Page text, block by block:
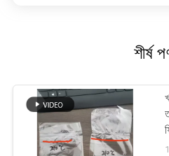
শীর্ষ